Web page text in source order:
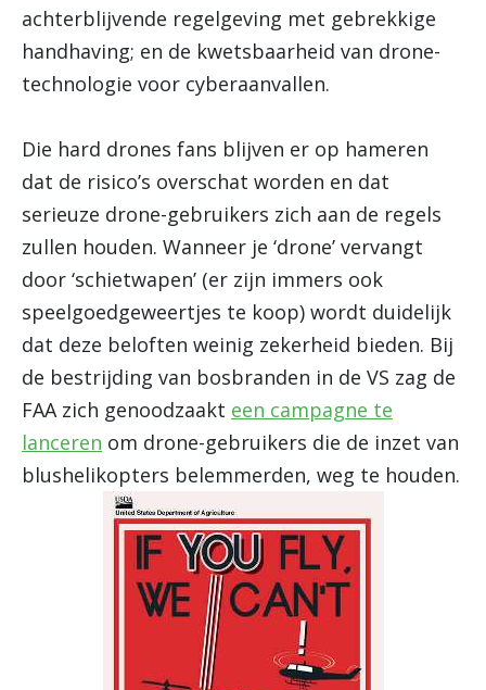
achterblijvende regelgeving met gebrekkige
handhaving; en de kwetsbaarheid van drone-
technologie voor cyberaanvallen.
Die hard drones fans blijven er op hameren
dat de risico’s overschat worden en dat
serieuze drone-gebruikers zich aan de regels
zullen houden. Wanneer je ‘drone’ vervangt
door ‘schietwapen’ (er zijn immers ook
speelgoedgeweertjes te koop) wordt duidelijk
dat deze beloften weinig zekerheid bieden. Bij
de bestrijding van bosbranden in de VS zag de
FAA zich genoodzaakt een campagne te
lanceren om drone-gebruikers die de inzet van
blushelikopters belemmerden, weg te houden.